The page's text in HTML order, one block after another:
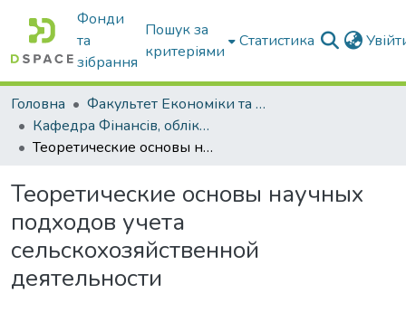
Фонди
та
зібрання
Пошук за
критеріями
Статистика
Головна
Факультет Економіки та бізнесу
Кафедра Фінансів, обліку і оподаткування
Теоретические основы научных подходов учета сельскохозяйственной деятельности
Теоретические основы научных
подходов учета
сельскохозяйственной
деятельности